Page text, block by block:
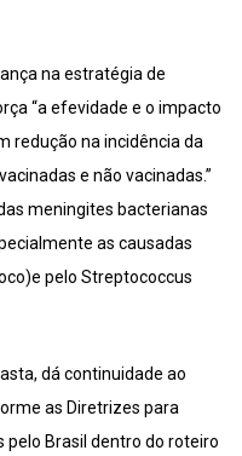
na estratégia de
“a efevidade e o impacto
redução na incidência da
e não vacinadas.”
meningites bacterianas
as causadas
pelo Streptococcus
dá continuidade ao
as Diretrizes para
Brasil dentro do roteiro